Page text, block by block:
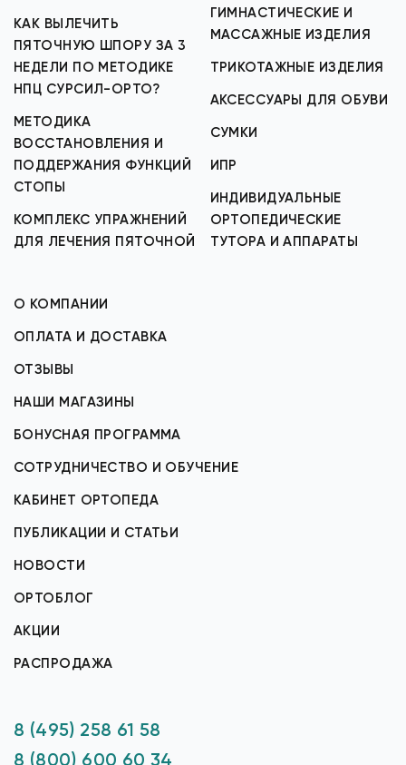
КАК ВЫЛЕЧИТЬ
ПЯТОЧНУЮ ШПОРУ ЗА 3
НЕДЕЛИ ПО МЕТОДИКЕ
НПЦ СУРСИЛ-ОРТО?
МЕТОДИКА
ВОССТАНОВЛЕНИЯ И
ПОДДЕРЖАНИЯ ФУНКЦИЙ
СТОПЫ
КОМПЛЕКС УПРАЖНЕНИЙ
ДЛЯ ЛЕЧЕНИЯ ПЯТОЧНОЙ
ГИМНАСТИЧЕСКИЕ И
МАССАЖНЫЕ ИЗДЕЛИЯ
ТРИКОТАЖНЫЕ ИЗДЕЛИЯ
АКСЕССУАРЫ ДЛЯ ОБУВИ
СУМКИ
ИПР
ИНДИВИДУАЛЬНЫЕ
ОРТОПЕДИЧЕСКИЕ
ТУТОРА И АППАРАТЫ
О КОМПАНИИ
ОПЛАТА И ДОСТАВКА
ОТЗЫВЫ
НАШИ МАГАЗИНЫ
БОНУСНАЯ ПРОГРАММА
СОТРУДНИЧЕСТВО И ОБУЧЕНИЕ
КАБИНЕТ ОРТОПЕДА
ПУБЛИКАЦИИ И СТАТЬИ
НОВОСТИ
ОРТОБЛОГ
АКЦИИ
РАСПРОДАЖА
8 (495) 258 61 58
8 (800) 600 60 34